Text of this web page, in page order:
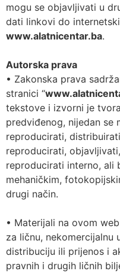
mogu se objavljivati ​​u
dati linkovi do
www.alatnicentar.ba.
Autorska prava
• Zakonska prava
stranici “
tekstove i izvorni je
predviđenog, nijedan se
reproducirati,
reproducirati,
reproducirati interno, ali
mehaničkim,
drugi način.
• Materijali na ovom
za ličnu, nekomercijalnu
distribuciju ili prijenos i
pravnih i drugih ličnih